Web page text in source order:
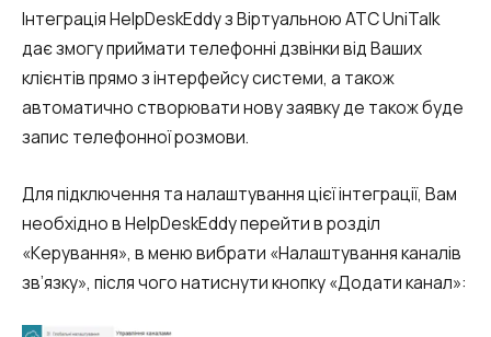
Голосовий AI-агент
Автоматична система розподілу
Голосовий робот
UniTalk Chat
Автообзвон
Автоматичне телефонне опитування
Інтеграція HelpDeskEddy з Віртуальною АТС UniTalk
дає змогу приймати телефонні дзвінки від Ваших
клієнтів прямо з інтерфейсу системи, а також
автоматично створювати нову заявку де також буде
запис телефонної розмови.
Для підключення та налаштування цієї інтеграції, Вам
необхідно в HelpDeskEddy перейти в розділ
«Керування», в меню вибрати «Налаштування каналів
зв’язку», після чого натиснути кнопку «Додати канал»: